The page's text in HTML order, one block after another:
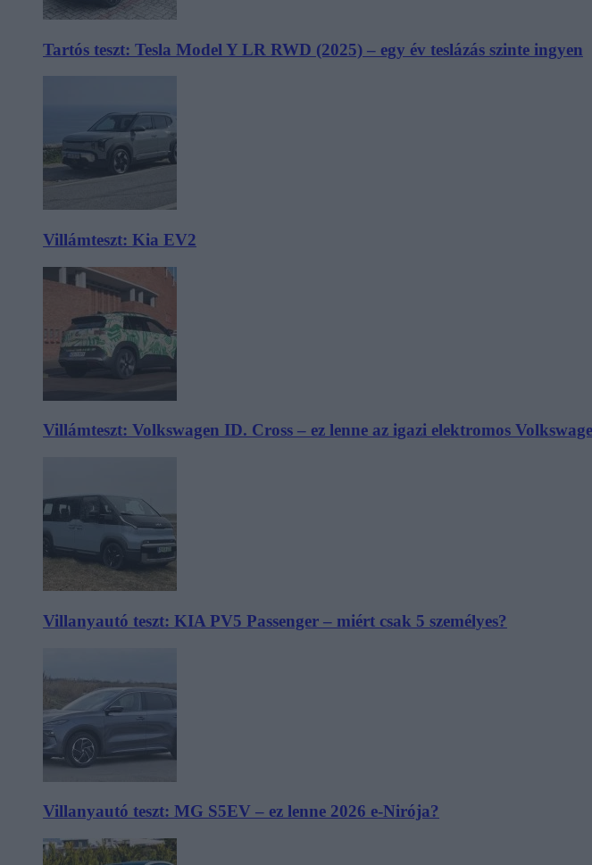
Tartós teszt: Tesla Model Y LR RWD (2025) – egy év teslázás szinte ingyen
Villámteszt: Kia EV2
Villámteszt: Volkswagen ID. Cross – ez lenne az igazi elektromos
Villanyautó teszt: KIA PV5 Passenger – miért csak 5 személyes?
Villanyautó teszt: MG S5EV – ez lenne 2026 e-Nirója?